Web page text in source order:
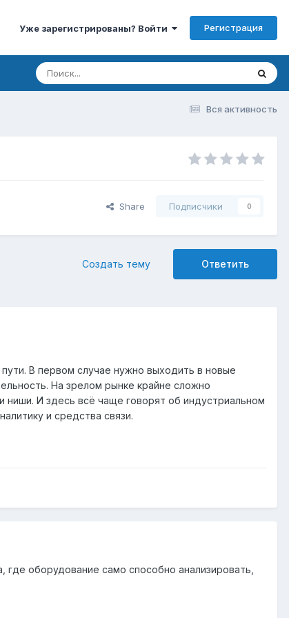
Уже зарегистрированы? Войти Регистрация
Вся активность
Share Подписчики 0
Ответить
Создать тему
В первом случае нужно выходить в новые
На зрелом рынке крайне сложно
ниши. И здесь всё чаще говорят об индустриальном
и средства связи.
оборудование само способно анализировать,